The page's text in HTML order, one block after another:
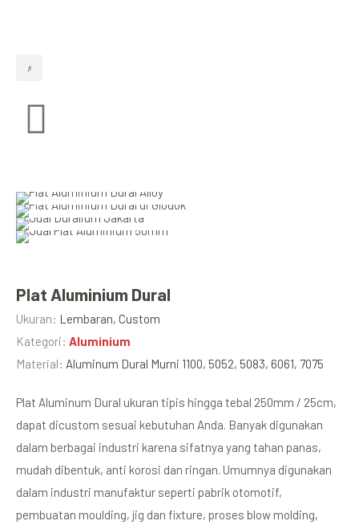
Plat Aluminium Dural
Ukuran: Lembaran, Custom
Kategori: Aluminium
Material: Aluminum Dural Murni 1100, 5052, 5083, 6061, 7075
Plat Aluminum Dural ukuran tipis hingga tebal 250mm / 25cm,
dapat dicustom sesuai kebutuhan Anda. Banyak digunakan
dalam berbagai industri karena sifatnya yang tahan panas,
mudah dibentuk, anti korosi dan ringan. Umumnya digunakan
dalam industri manufaktur seperti pabrik otomotif,
pembuatan moulding, jig dan fixture, proses blow molding,